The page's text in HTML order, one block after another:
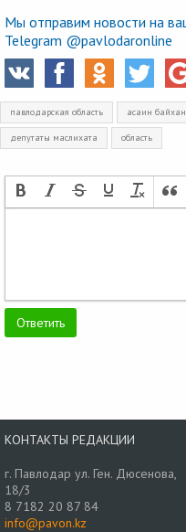
Мы отправим новости на
Telegram @pavlodaronline
павлодарская область асаин
депутаты маслихата область
КОНТАКТЫ РЕДАКЦИИ
г. Павлодар ул. Ген. Дюсенова,
18/3
8 7182 20 87 84
info@pavon.kz